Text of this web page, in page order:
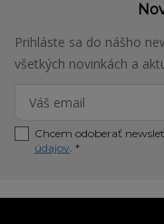
Prihláste sa do nášho
všetkých novinkách a
Chcem odoberať
údajov. *